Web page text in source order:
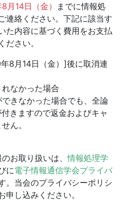
月14日（金）
までに情報処
絡ください。 下記に該当す
た内容に基づく費用をお支払
ださい。
8月14日（金）]後に取消連
なかった場合
きなかった場合でも、全論
きますので返金およびキャ
ん。
お取り扱いは、情報処理学
に電子情報通信学会プライバ
。当会のプライバシーポリシ
申し込みください。